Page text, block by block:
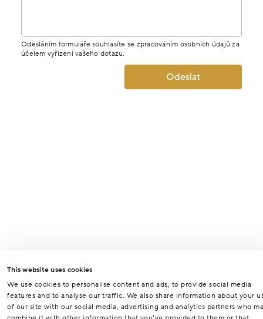
This website uses cookies
We use cookies to personalise content and ads, to provide social media
features and to analyse our traffic. We also share information about your
of our site with our social media, advertising and analytics partners who
Odesláním formuláře souhlasíte se zpracováním osobních údajů za
účelem vyřízení vašeho dotazu.
Odeslat